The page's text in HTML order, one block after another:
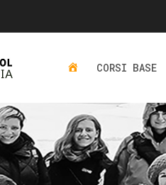
CORSI BASE